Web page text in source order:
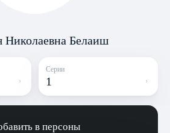
Николаевна Белаиш
Серии
1
в персоны